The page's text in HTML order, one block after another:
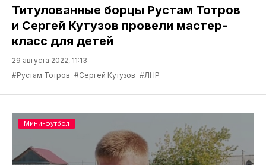
Титулованные борцы Рустам Тотров
и Сергей Кутузов провели мастер-
класс для детей
29 августа 2022, 11:13
#Рустам Тотров #Сергей Кутузов #ЛНР
Мини-футбол